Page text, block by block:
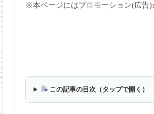
※本ページにはプロモーション(広告)
この記事の目次（タップで開く）